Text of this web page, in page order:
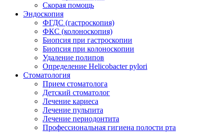
Скорая помощь
Эндоскопия
ФГДС (гастроскопия)
ФКС (колоноскопия)
Биопсия при гастроскопии
Биопсия при колоноскопии
Удаление полипов
Определение Helicobacter pylori
Стоматология
Прием стоматолога
Детский стоматолог
Лечение кариеса
Лечение пульпита
Лечение периодонтита
Профессиональная гигиена полости рта